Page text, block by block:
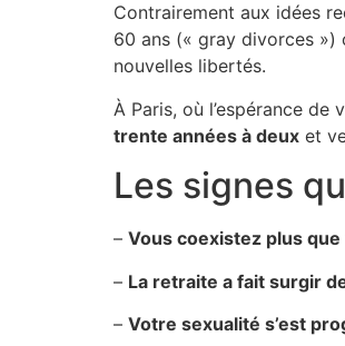
Contrairement aux idées
60 ans (« gray divorces »)
nouvelles libertés.
À Paris, où l’espérance de
trente années à deux et
Les signes
– Vous coexistez plus
– La retraite a fait surgir
– Votre sexualité s’est